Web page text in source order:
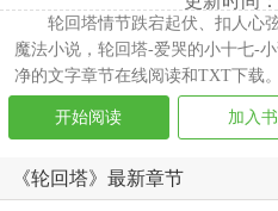
轮回塔情节跌宕起伏、扣人心
魔法小说，轮回塔-爱哭的小十七-
净的文字章节在线阅读和TXT下载。
开始阅读 加入
《轮回塔》最新章节